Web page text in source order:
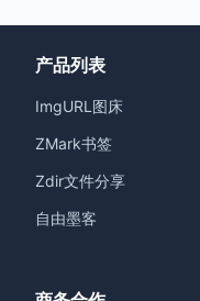
产品列表
ImgURL图床
ZMark书签
Zdir文件分享
自由墨客